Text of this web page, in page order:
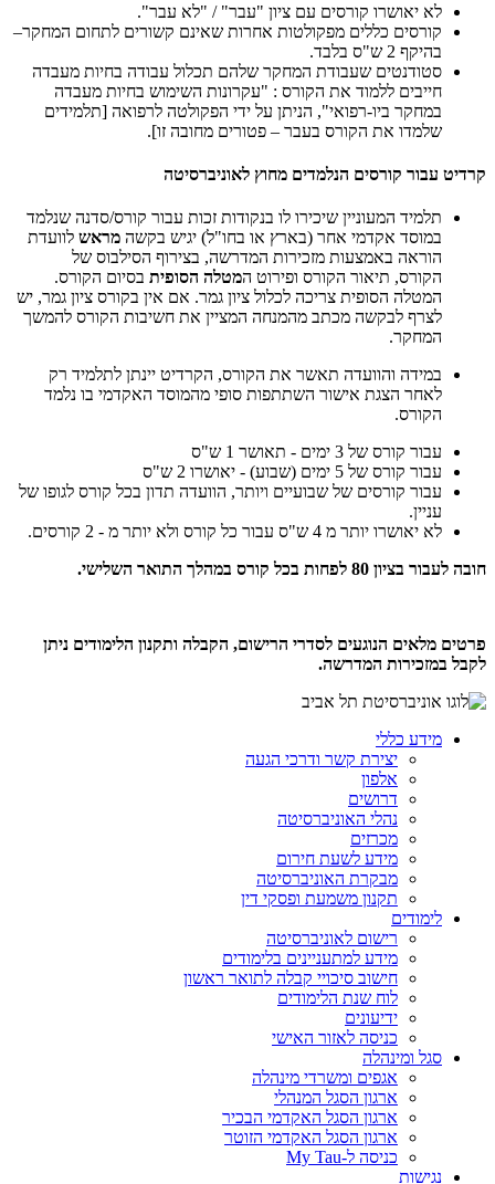
לא יאושרו קורסים עם ציון "עבר" / "לא עבר".
קורסים כללים מפקולטות אחרות שאינם קשורים לתחום המחקר–
בהיקף 2 ש"ס בלבד.
סטודנטים שעבודת המחקר שלהם תכלול עבודה בחיות מעבדה
חייבים ללמוד את הקורס : "עקרונות השימוש בחיות מעבדה
במחקר ביו-רפואי", הניתן על ידי הפקולטה לרפואה [תלמידים
שלמדו את הקורס בעבר – פטורים מחובה זו].
קרדיט עבור קורסים הנלמדים מחוץ לאוניברסיטה
תלמיד המעוניין שיכירו לו בנקודות זכות עבור קורס/סדנה שנלמד
במוסד אקדמי אחר (בארץ או בחו"ל) יגיש בקשה מראש לוועדת
הוראה באמצעות מזכירות המדרשה, בצירוף הסילבוס של
הקורס, תיאור הקורס ופירוט המטלה הסופית בסיום הקורס.
המטלה הסופית צריכה לכלול ציון גמר. אם אין בקורס ציון גמר, יש
לצרף לבקשה מכתב מהמנחה המציין את חשיבות הקורס להמשך
המחקר.
במידה והוועדה תאשר את הקורס, הקרדיט יינתן לתלמיד רק
לאחר הצגת אישור השתתפות סופי מהמוסד האקדמי בו נלמד
הקורס.
עבור קורס של 3 ימים - תאושר 1 ש"ס
עבור קורס של 5 ימים (שבוע) - יאושרו 2 ש"ס
עבור קורסים של שבועיים ויותר, הוועדה תדון בכל קורס לגופו של
עניין.
לא יאושרו יותר מ 4 ש"ס עבור כל קורס ולא יותר מ - 2 קורסים.
חובה לעבור בציון 80 לפחות בכל קורס במהלך התואר השלישי.
פרטים מלאים הנוגעים לסדרי הרישום, הקבלה ותקנון הלימודים ניתן
לקבל במזכירות המדרשה.
מידע כללי
יצירת קשר ודרכי הגעה
אלפון
דרושים
נהלי האוניברסיטה
מכרזים
מידע לשעת חירום
מבקרת האוניברסיטה
תקנון משמעת ופסקי דין
לימודים
רישום לאוניברסיטה
מידע למתעניינים בלימודים
חישוב סיכויי קבלה לתואר ראשון
לוח שנת הלימודים
ידיעונים
כניסה לאזור האישי
סגל ומינהלה
אגפים ומשרדי מינהלה
ארגון הסגל המנהלי
ארגון הסגל האקדמי הבכיר
ארגון הסגל האקדמי הזוטר
כניסה ל-My Tau
נגישות